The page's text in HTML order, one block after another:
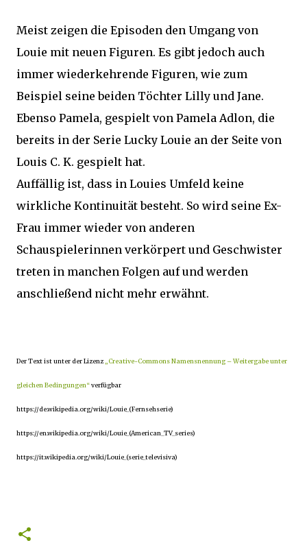
Meist zeigen die Episoden den Umgang von
Louie mit neuen Figuren. Es gibt jedoch auch
immer wiederkehrende Figuren, wie zum
Beispiel seine beiden Töchter Lilly und Jane.
Ebenso Pamela, gespielt von Pamela Adlon, die
bereits in der Serie Lucky Louie an der Seite von
Louis C. K. gespielt hat.
Auffällig ist, dass in Louies Umfeld keine
wirkliche Kontinuität besteht. So wird seine Ex-
Frau immer wieder von anderen
Schauspielerinnen verkörpert und Geschwister
treten in manchen Folgen auf und werden
anschließend nicht mehr erwähnt.
Der Text ist unter der Lizenz „Creative-Commons Namensnennung – Weitergabe unter
gleichen Bedingungen“verfügbar
https://de.wikipedia.org/wiki/Louie_(Fernsehserie)
https://en.wikipedia.org/wiki/Louie_(American_TV_series)
https://it.wikipedia.org/wiki/Louie_(serie_televisiva)